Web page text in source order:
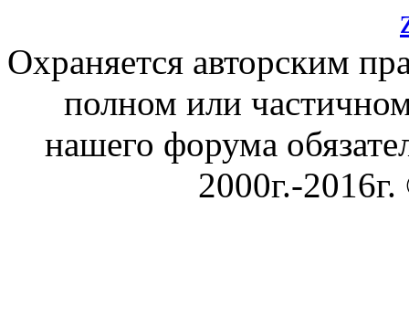
Охраняется авторским
полном или
нашего форума
2000г.-